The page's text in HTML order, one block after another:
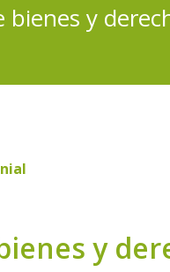
bienes y
y